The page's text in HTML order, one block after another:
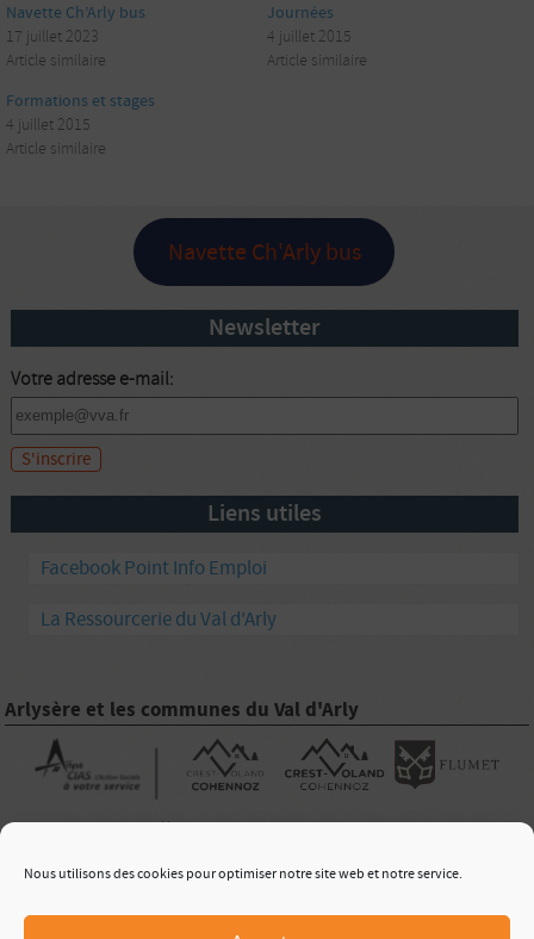
Nous utilisons des cookies pour optimiser notre site web et notre service.
Navette Ch’Arly bus
17 juillet 2023
Article similaire
Journées
4 juillet 2015
Article similaire
Formations et stages
4 juillet 2015
Article similaire
Navette Ch'Arly bus
Newsletter
Votre adresse e-mail:
Liens utiles
Facebook Point Info Emploi
La Ressourcerie du Val d'Arly
Arlysère et les communes du Val d'Arly
Nous Contacter